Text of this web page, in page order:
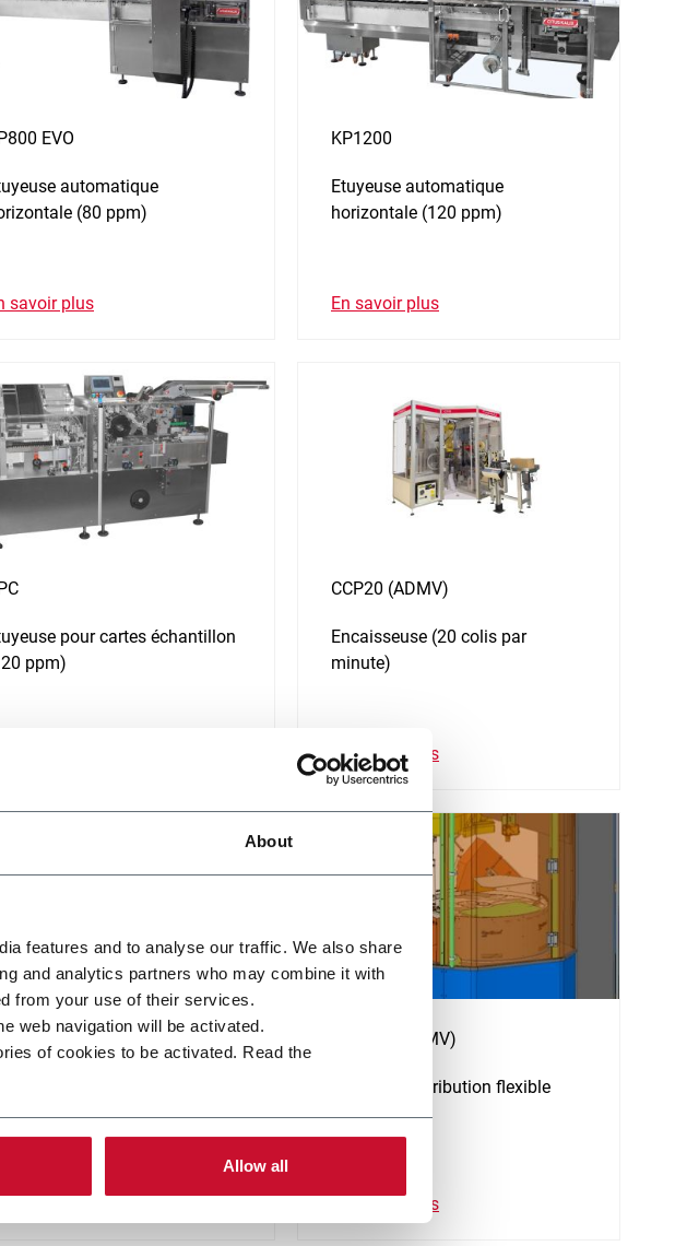
About
features and to analyse our traffic. We also share
and analytics partners who may combine it with
from your use of their services.
web navigation will be activated.
of cookies to be activated. Read the
Allow all
EVO
automatique
(80 ppm)
savoir plus
KP1200
Etuyeuse automatique
horizontale (120 ppm)
En savoir plus
pour cartes échantillon
ppm)
CCP20 (ADMV)
Encaisseuse (20 colis par
minute)
En savoir plus
(ADMV DP200)
(100 ppm)
CFF100 (ADMV)
Robot de distribution flexible
(100 ppm)
En savoir plus